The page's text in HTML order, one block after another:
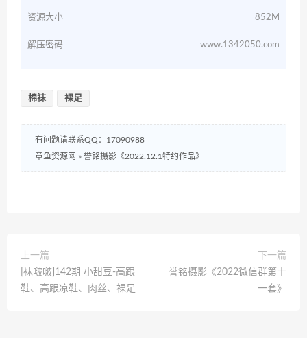
资源大小 852M
解压密码 www.1342050.com
棉袜 裸足
有问题请联系QQ：17090988
章鱼资源网 » 誉铭摄影《2022.12.1特约作品》
上一篇
[袜啵啵]142期 小甜豆-高跟
鞋、高跟凉鞋、肉丝、裸足
下一篇
誉铭摄影《2022微信群第十
一套》